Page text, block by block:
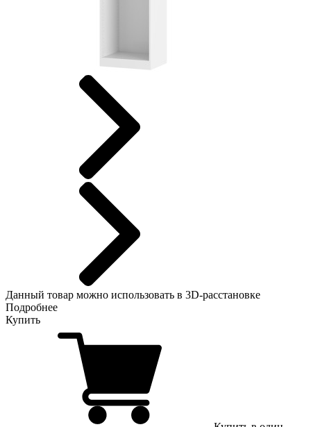
Данный товар можно использовать в 3D-расстановке
Подробнее
Купить